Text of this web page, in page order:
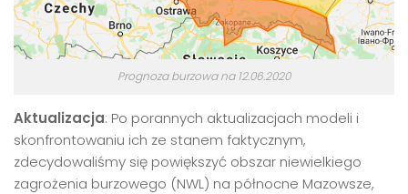
Prognoza burzowa na 12.06.2020
Aktualizacja: Po porannych aktualizacjach modeli i
skonfrontowaniu ich ze stanem faktycznym,
zdecydowaliśmy się powiększyć obszar niewielkiego
zagrożenia burzowego (NWL) na północne Mazowsze,